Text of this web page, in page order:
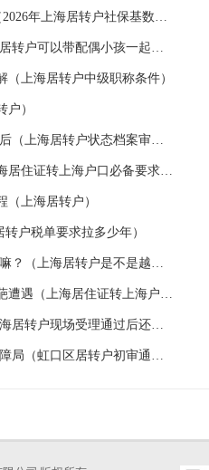
上海居转户 个税 社保基数按照5000（2026年上海居转户社保基数要求）
上海居转户 受理通过后被打回（上海居转户可以带配偶小孩一起吗？）
上海居转户中级职称条件）
）
上海居转户 预受理通过等待档案核实后（上海居转户状态档案审核完成）
上海居住证转上海户口必备要求（上海居住证转上海户口必备要求是什么）
上海居转户）
户税单要求拉多少年）
上海居转户 关于有控制人数口这一说嘛？（上海居转户是不是越来越松了）
上海居住证转上海户口路上的各种奇葩遭遇（上海居住证转上海户籍）
上海居转户 受理通过按钮由谁点（上海居转户现场受理通过后还要等多久）
上海居转户 虹口区人力资源和社会保障局（虹口区居转户初审通过后还要多久）